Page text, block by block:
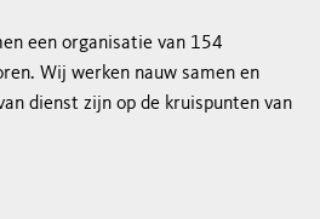
een organisatie van 154
Wij werken nauw samen en
dienst zijn op de kruispunten van